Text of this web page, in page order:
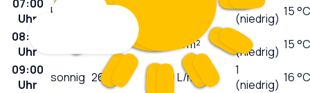
07:00
Uhr
klar °C
(niedrig) 15 °C
08:00
Uhr
L/m²
0
(niedrig) 15 °C
09:00
Uhr
sonnig 26 0,0L/m²
1
(niedrig) 16 °C